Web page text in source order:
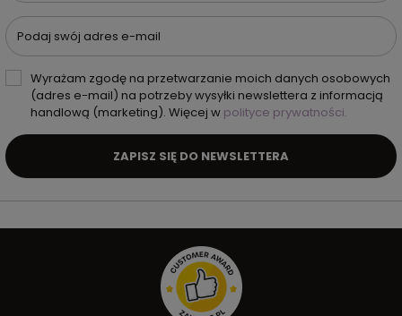
Podaj swój adres e-mail
Wyrażam zgodę na przetwarzanie moich danych osobowych
(adres e-mail) na potrzeby wysyłki newslettera z informacją
handlową (marketing). Więcej w polityce prywatności.
ZAPISZ SIĘ DO NEWSLETTERA